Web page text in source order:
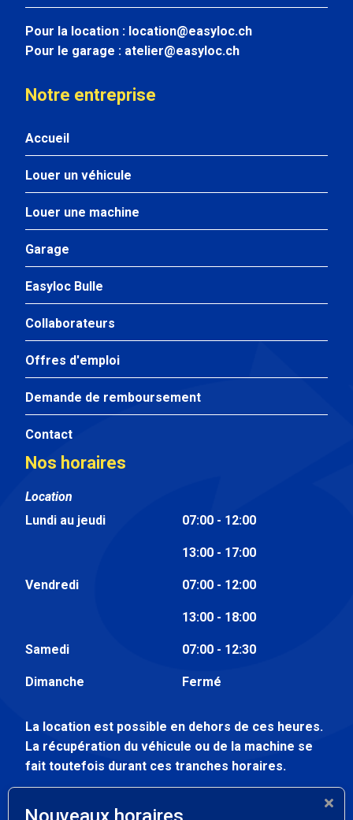
Pour la location : location@easyloc.ch
Pour le garage : atelier@easyloc.ch
Notre entreprise
Accueil
Louer un véhicule
Louer une machine
Garage
Easyloc Bulle
Collaborateurs
Offres d'emploi
Demande de remboursement
Contact
Nos horaires
Location
Lundi au jeudi
07:00 - 12:00
13:00 - 17:00
Vendredi 07:00 - 12:00
13:00 - 18:00
Samedi 07:00 - 12:30
Dimanche Fermé
La location est possible en dehors de ces heures.
La récupération du véhicule ou de la machine se
fait toutefois durant ces tranches horaires.